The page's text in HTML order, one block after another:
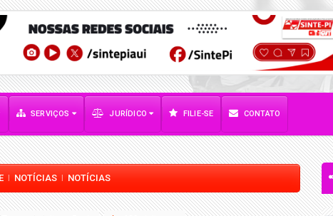
SERVIÇOS JURÍDICO FILIE-SE CONTATO
| NOTÍCIAS| NOTÍCIAS